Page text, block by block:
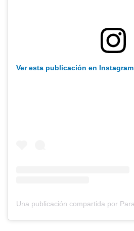
Ver esta publicación en Instagram